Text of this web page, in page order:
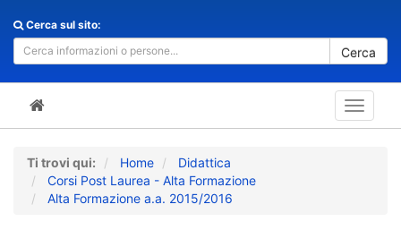
Cerca sul sito:
Cerca
Toggle
Ti trovi qui: Home
Didattica
Corsi Post Laurea - Alta Formazione
Alta Formazione a.a. 2015/2016